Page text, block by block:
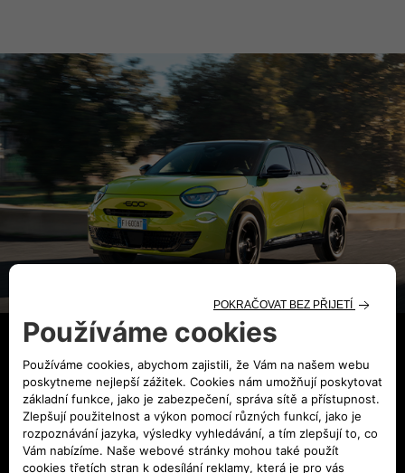
Fiat 600 Sport
Fiat 600 Sport přináší dynamičtější charakter, výrazný
design a energii italského stylu.Sportovní detaily, exkluzivní
barva Zelená Acid a moderní technologie dělají z každé jízdy